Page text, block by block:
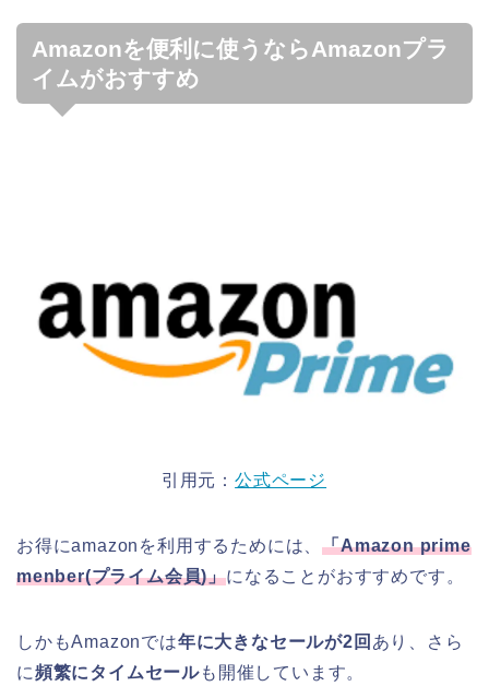
Amazonを便利に使うならAmazonプラ
イムがおすすめ
引用元：公式ページ
お得にamazonを利用するためには、「Amazon prime
menber(プライム会員)」になることがおすすめです。
しかもAmazonでは年に大きなセールが2回 あり、さら
に頻繁にタイムセールも開催しています。